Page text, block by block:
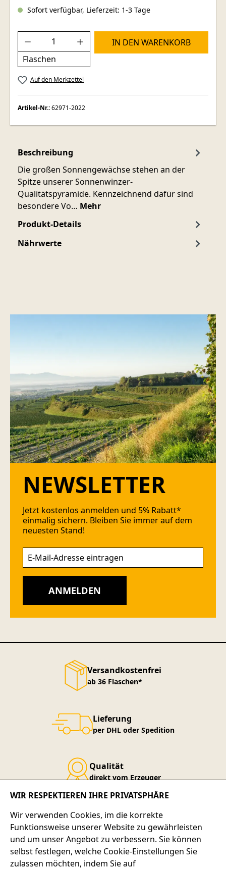
Sofort verfügbar, Lieferzeit: 1-3 Tage
Produkt Anzahl: Gib den gewünschten
Flaschen
IN DEN WARENKORB
Auf den Merkzettel
Artikel-Nr.:62971-2022
Beschreibung
Die großen Sonnengewächse stehen an der
Spitze unserer Sonnenwinzer-
Qualitätspyramide. Kennzeichnend dafür sind
besondere Vo… Mehr
Produkt-Details
Nährwerte
NEWSLETTER
Jetzt kostenlos anmelden und 5% Rabatt*
einmalig sichern. Bleiben Sie immer auf dem
neuesten Stand!
ANMELDEN
Versandkostenfrei
ab 36 Flaschen*
Lieferung
per DHL oder Spedition
Qualität
direkt vom Erzeuger
Service-Telefon
+49 7667 900-124
SERVICE-HOTLINE
WIR RESPEKTIEREN IHRE PRIVATSPHÄRE
Wir verwenden Cookies, im die korrekte
Funktionsweise unserer Website zu gewährleisten
und um unser Angebot zu verbessern. Sie können
selbst festlegen, welche Cookie-Einstellungen Sie
zulassen möchten, indem Sie auf